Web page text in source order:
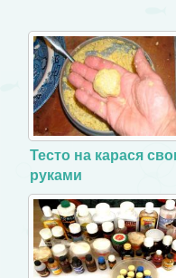
Тесто на карася
руками